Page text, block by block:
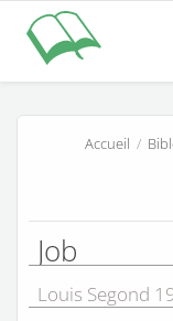
Accueil /
Job
Louis Segond